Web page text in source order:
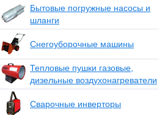
Бытовые погружные насосы и
шланги
Снегоуборочные машины
Тепловые пушки газовые,
дизельные воздухонагреватели
Сварочные инверторы